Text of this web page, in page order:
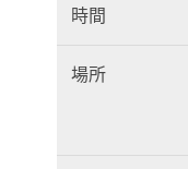
時間
場所